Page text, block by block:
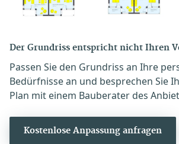
Der Grundriss entspricht nicht Ihren
Passen Sie den Grundriss an Ihre
Bedürfnisse an und besprechen Sie
Plan mit einem Bauberater des
Kostenlose Anpassung anfragen